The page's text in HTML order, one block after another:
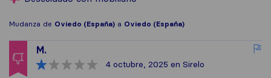
Mudanza de Oviedo (España) a Oviedo (España)
M.
4 octubre, 2025 en Sirelo